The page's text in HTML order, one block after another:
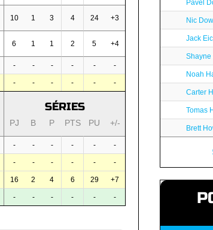
10 1 3 4 24 +3
6 1 1 2 5 +4
- - - - - -
- - - - - -
SÉRIES
PJ B P PTS PU +/-
- - - - - -
- - - - - -
16 2 4 6 29 +7
- - - - - -
Pavel
Nic
Jack
Shayne
Noah
Carter
Tomas
Brett